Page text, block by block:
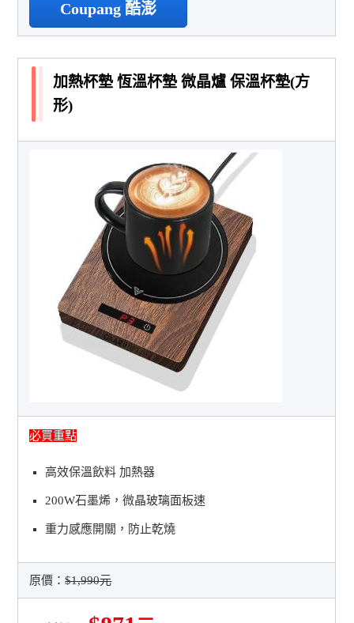
Coupang 酷澎
加熱杯墊 恆溫杯墊 微晶爐 保溫杯墊(方
形)
必買重點
高效保溫飲料 加熱器
200W石墨烯，微晶玻璃面板速
重力感應開關，防止乾燒
原價：$1,990元